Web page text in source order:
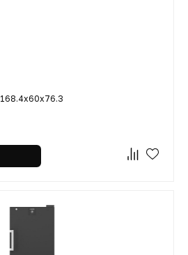
168.4х60х76.3